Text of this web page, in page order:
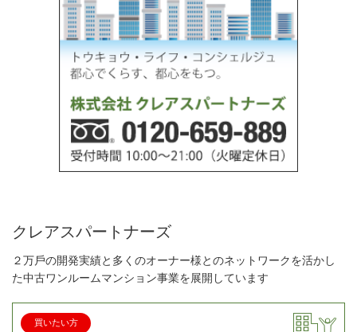
クレアスパートナーズ
２万⼾の開発実績と多くのオーナー様とのネットワークを活かし
た中古ワンルームマンション事業を展開しています
買いたい方